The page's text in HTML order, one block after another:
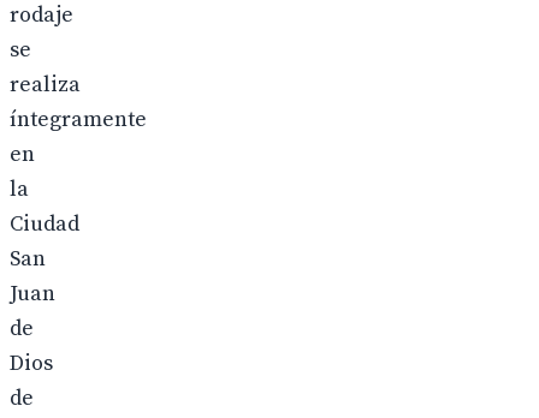
rodaje
se
realiza
íntegramente
en
la
Ciudad
San
Juan
de
Dios
de